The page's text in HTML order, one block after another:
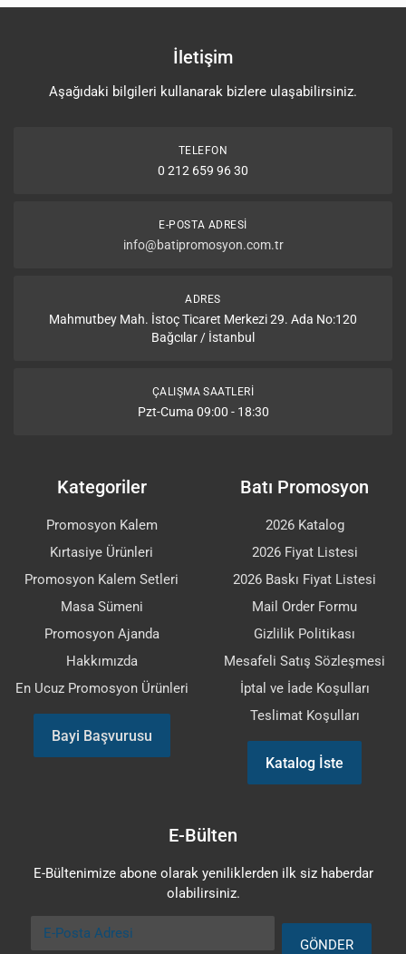
İletişim
Aşağıdaki bilgileri kullanarak bizlere ulaşabilirsiniz.
TELEFON
0 212 659 96 30
E-POSTA ADRESI
info@batipromosyon.com.tr
ADRES
Mahmutbey Mah. İstoç Ticaret Merkezi 29. Ada No:120
Bağcılar / İstanbul
ÇALIŞMA SAATLERI
Pzt-Cuma 09:00 - 18:30
Kategoriler
Promosyon Kalem
Kırtasiye Ürünleri
Promosyon Kalem Setleri
Masa Sümeni
Promosyon Ajanda
Hakkımızda
En Ucuz Promosyon Ürünleri
Bayi Başvurusu
Batı Promosyon
2026 Katalog
2026 Fiyat Listesi
2026 Baskı Fiyat Listesi
Mail Order Formu
Gizlilik Politikası
Mesafeli Satış Sözleşmesi
İptal ve İade Koşulları
Teslimat Koşulları
Katalog İste
E-Bülten
E-Bültenimize abone olarak yeniliklerden ilk siz haberdar
olabilirsiniz.
E-Posta Adresi
GÖNDER